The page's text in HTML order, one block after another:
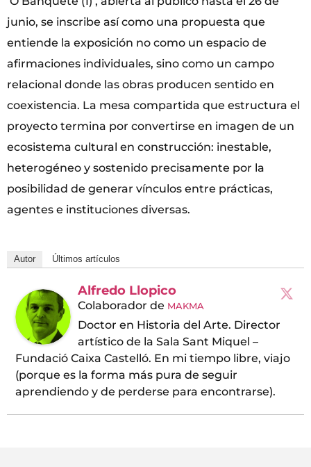
junio, se inscribe así como una propuesta que
entiende la exposición no como un espacio de
afirmaciones individuales, sino como un campo
relacional donde las obras producen sentido en
coexistencia. La mesa compartida que estructura el
proyecto termina por convertirse en imagen de un
ecosistema cultural en construcción: inestable,
heterogéneo y sostenido precisamente por la
posibilidad de generar vínculos entre prácticas,
agentes e instituciones diversas.
Autor Últimos artículos
Alfredo Llopico
Colaborador de MAKMA
Doctor en Historia del Arte. Director
artístico de la Sala Sant Miquel –
Fundació Caixa Castelló. En mi tiempo libre, viajo
(porque es la forma más pura de seguir
aprendiendo y de perderse para encontrarse).